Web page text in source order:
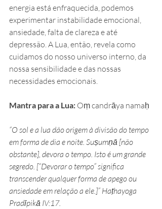
energia está enfraquecida, podemos
experimentar instabilidade emocional,
ansiedade, falta de clareza e até
depressão. A Lua, então, revela como
cuidamos do nosso universo interno, da
nossa sensibilidade e das nossas
necessidades emocionais.
Mantra para a Lua: Oṃ candrāya namaḥ
“O sol e a lua dão origem à divisão do tempo
em forma de dia e noite. Suṣumṇā [não
obstante], devora o tempo. Isto é um grande
segredo. [“Devorar o tempo” significa
transcender qualquer forma de apego ou
ansiedade em relação a ele.]” Haṭhayoga
Pradīpikā IV:17.